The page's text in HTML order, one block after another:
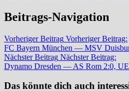
Beitrags-Navigation
Vorheriger Beitrag Vorheriger Beitrag:
FC Bayern München — MSV
Nächster Beitrag Nächster Beitrag:
Dynamo Dresden — AS Rom 2:0,
Das könnte dich auch